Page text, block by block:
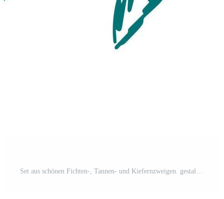
Set aus schönen Fichten-, Tannen- und Kiefernzweigen. gestaltungselement für weihnachts- und neujahrskarten. hand gezeichneter vektor, illustration. Pro Vektor